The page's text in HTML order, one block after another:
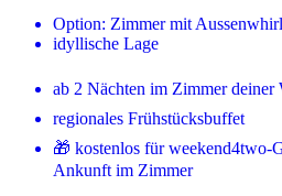
Option: Zimmer mit
idyllische Lage
ab 2 Nächten im Zimmer deiner
regionales Frühstücksbuffet
🎁 kostenlos für weekend4two-
Ankunft im Zimmer